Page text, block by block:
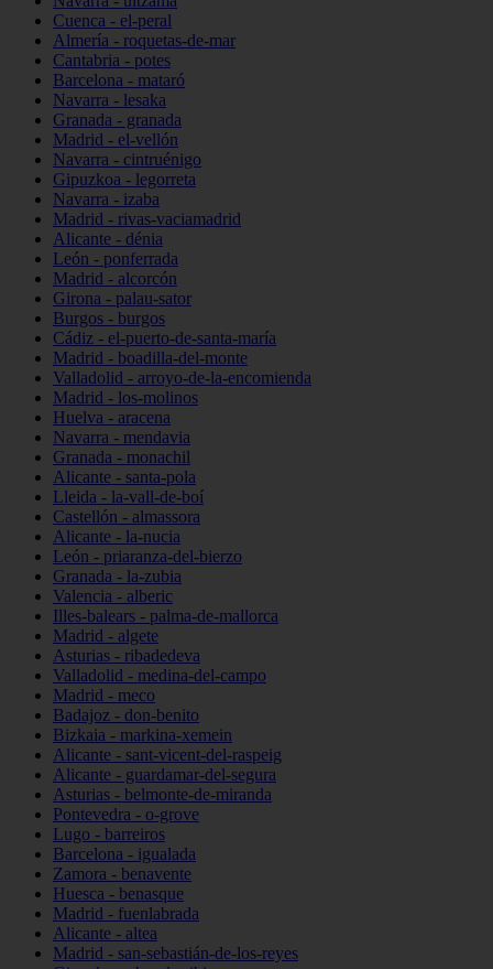
Cuenca - el-peral
Almería - roquetas-de-mar
Cantabria - potes
Barcelona - mataró
Navarra - lesaka
Granada - granada
Madrid - el-vellón
Navarra - cintruénigo
Gipuzkoa - legorreta
Navarra - izaba
Madrid - rivas-vaciamadrid
Alicante - dénia
León - ponferrada
Madrid - alcorcón
Girona - palau-sator
Burgos - burgos
Cádiz - el-puerto-de-santa-maría
Madrid - boadilla-del-monte
Valladolid - arroyo-de-la-encomienda
Madrid - los-molinos
Huelva - aracena
Navarra - mendavia
Granada - monachil
Alicante - santa-pola
Lleida - la-vall-de-boí
Castellón - almassora
Alicante - la-nucia
León - priaranza-del-bierzo
Granada - la-zubia
Valencia - alberic
Illes-balears - palma-de-mallorca
Madrid - algete
Asturias - ribadedeva
Valladolid - medina-del-campo
Madrid - meco
Badajoz - don-benito
Bizkaia - markina-xemein
Alicante - sant-vicent-del-raspeig
Alicante - guardamar-del-segura
Asturias - belmonte-de-miranda
Pontevedra - o-grove
Lugo - barreiros
Barcelona - igualada
Zamora - benavente
Huesca - benasque
Madrid - fuenlabrada
Alicante - altea
Madrid - san-sebastián-de-los-reyes